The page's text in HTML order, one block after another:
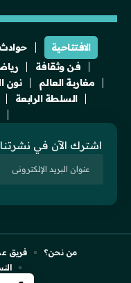
الافتتاحية حوادث
فن وثقافة
مغاربة العالم
نون
السلطة الرابعة
اشترك الآن في نشرتنا
من نحن؟ فريق